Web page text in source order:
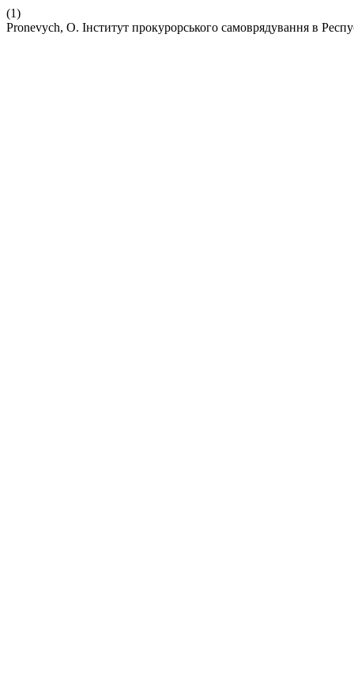
(1)
Pronevych, O. Інститут прокурорського самоврядування в